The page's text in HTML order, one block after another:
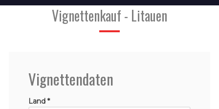
Vignettenkauf - Litauen
Vignettendaten
Land *